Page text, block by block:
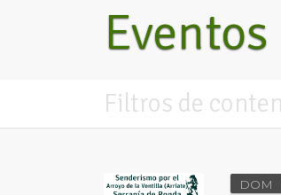
Eventos
Filtros de
DOM